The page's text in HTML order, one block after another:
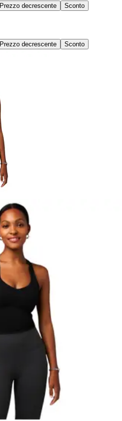
Prezzo decrescente Sconto
Prezzo decrescente Sconto